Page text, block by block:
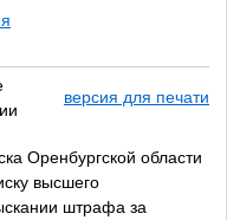
версия для печати
Оренбургской области
высшего
штрафа за